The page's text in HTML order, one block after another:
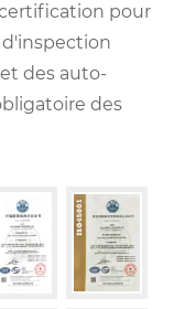
pour
des auto-
des